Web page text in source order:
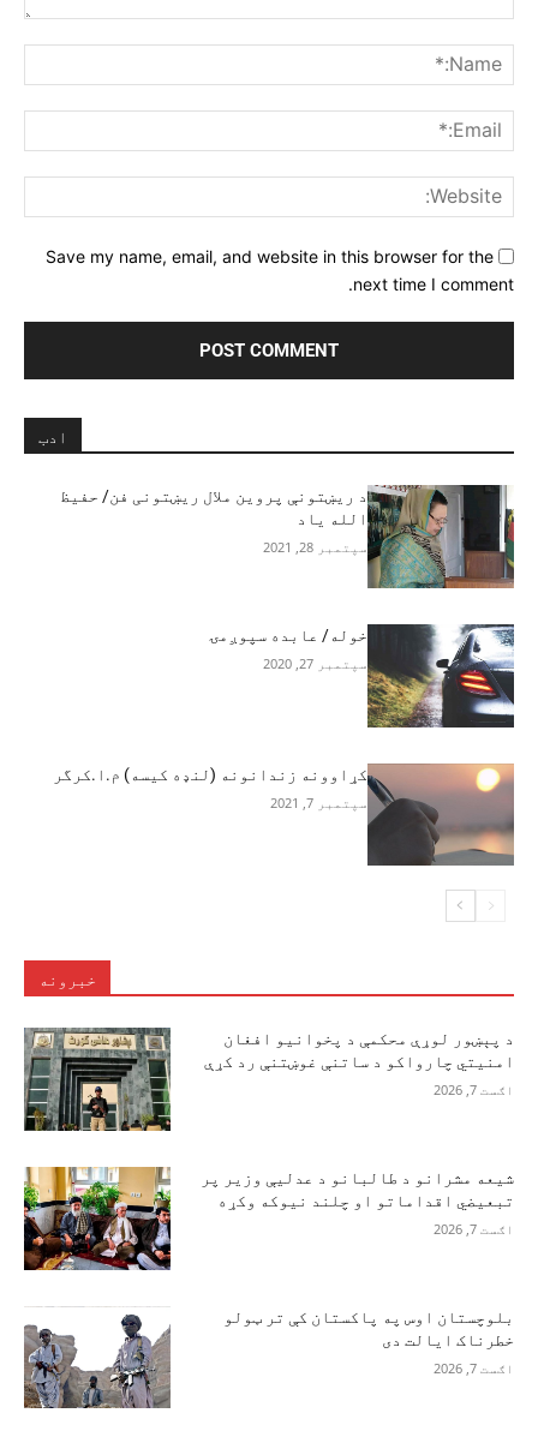
Save my name, email, and website in this browser for the
next time I comment.
ادب
د ريښتونې پروين ملال ريښتونی فن/ حفيظ
الله ياد
سپتمبر 28, 2021
خوله/ عابده سپوږمۍ
سپتمبر 27, 2020
کړاوونه زندانونه (لنډه کیسه) م.ا.کرگر
سپتمبر 7, 2021
خبرونه
د پېښور لوړې محکمې د پخوانیو افغان
امنیتي چارواکو د ساتنې غوښتنې رد کړې
اګست 7, 2026
شیعه مشرانو د طالبانو د عدلیې وزیر پر
تبعیضي اقداماتو او چلند نیوکه وکړه
اګست 7, 2026
بلوچستان اوس په پاکستان کې تر ټولو
خطرناک ایالت دی
اګست 7, 2026